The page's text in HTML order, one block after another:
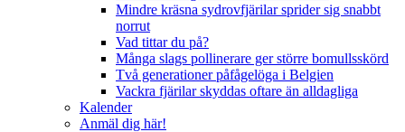
Mindre kräsna sydrovfjärilar sprider sig snabbt
norrut
Vad tittar du på?
Många slags pollinerare ger större bomullsskörd
Två generationer påfågelöga i Belgien
Vackra fjärilar skyddas oftare än alldagliga
Kalender
Anmäl dig här!